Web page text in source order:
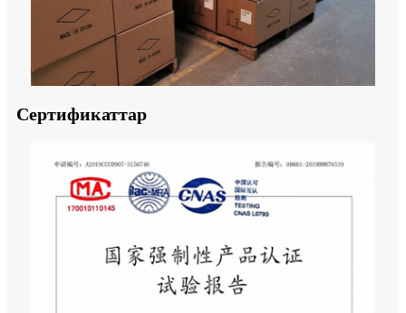
Сертификаттар